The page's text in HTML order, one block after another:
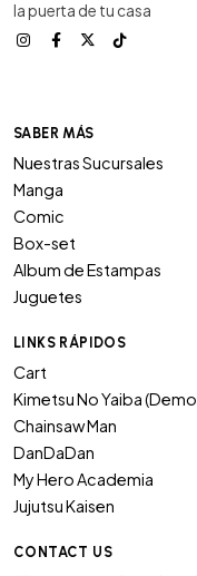
la puerta de tu casa
SABER MÁS
Nuestras Sucursales
Manga
Comic
Box-set
Album de Estampas
Juguetes
LINKS RÁPIDOS
Cart
Kimetsu No Yaiba
Chainsaw Man
DanDaDan
My Hero Academia
Jujutsu Kaisen
CONTACT US